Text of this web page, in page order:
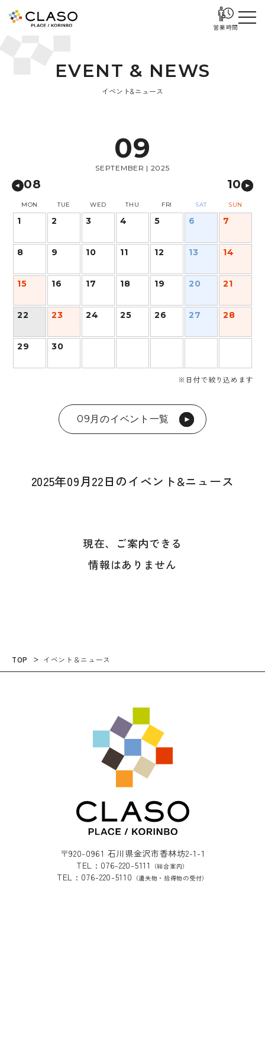
営業時間
EVENT & NEWS
イベント&ニュース
09
SEPTEMBER | 2025
08 10
MON TUE WED THU FRI SAT SUN
1 2 3 4 5 6 7
8 9 10 11 12 13 14
15 16 17 18 19 20 21
22 23 24 25 26 27 28
29 30
※日付で絞り込めます
09月のイベント一覧
2025年09月22日のイベント&ニュース
現在、ご案内できる
情報はありません
TOP イベント＆ニュース
〒920-0961 石川県金沢市香林坊2-1-1
TEL : 076-220-5111
（総合案内）
TEL : 076-220-5110 （遺失物・拾得物の受付）